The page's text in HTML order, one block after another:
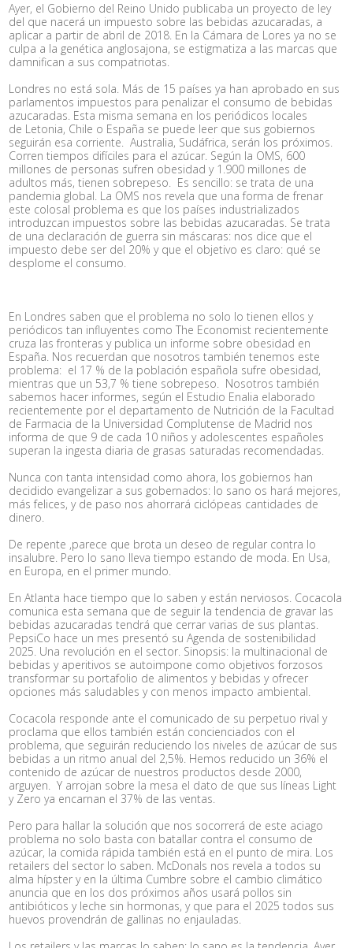
Ayer, el Gobierno del Reino Unido publicaba un proyecto de ley
del que nacerá un impuesto sobre las bebidas azucaradas, a
aplicar a partir de abril de 2018. En la Cámara de Lores ya no se
culpa a la genética anglosajona, se estigmatiza a las marcas que
damnifican a sus compatriotas.
Londres no está sola. Más de 15 países ya han aprobado en sus
parlamentos impuestos para penalizar el consumo de bebidas
azucaradas. Esta misma semana en los periódicos locales
de Letonia, Chile o España se puede leer que sus gobiernos
seguirán esa corriente. Australia, Sudáfrica, serán los próximos.
Corren tiempos difíciles para el azúcar. Según la OMS, 600
millones de personas sufren obesidad y 1.900 millones de
adultos más, tienen sobrepeso. Es sencillo: se trata de una
pandemia global. La OMS nos revela que una forma de frenar
este colosal problema es que los países industrializados
introduzcan impuestos sobre las bebidas azucaradas. Se trata
de una declaración de guerra sin máscaras: nos dice que el
impuesto debe ser del 20% y que el objetivo es claro: qué se
desplome el consumo.
En Londres saben que el problema no solo lo tienen ellos y
periódicos tan influyentes como The Economist recientemente
cruza las fronteras y publica un informe sobre obesidad en
España. Nos recuerdan que nosotros también tenemos este
problema: el 17 % de la población española sufre obesidad,
mientras que un 53,7 % tiene sobrepeso. Nosotros también
sabemos hacer informes, según el Estudio Enalia elaborado
recientemente por el departamento de Nutrición de la Facultad
de Farmacia de la Universidad Complutense de Madrid nos
informa de que 9 de cada 10 niños y adolescentes españoles
superan la ingesta diaria de grasas saturadas recomendadas.
Nunca con tanta intensidad como ahora, los gobiernos han
decidido evangelizar a sus gobernados: lo sano os hará mejores,
más felices, y de paso nos ahorrará ciclópeas cantidades de
dinero.
De repente ,parece que brota un deseo de regular contra lo
insalubre. Pero lo sano lleva tiempo estando de moda. En Usa,
en Europa, en el primer mundo.
En Atlanta hace tiempo que lo saben y están nerviosos. Cocacola
comunica esta semana que de seguir la tendencia de gravar las
bebidas azucaradas tendrá que cerrar varias de sus plantas.
PepsiCo hace un mes presentó su Agenda de sostenibilidad
2025. Una revolución en el sector. Sinopsis: la multinacional de
bebidas y aperitivos se autoimpone como objetivos forzosos
transformar su portafolio de alimentos y bebidas y ofrecer
opciones más saludables y con menos impacto ambiental.
Cocacola responde ante el comunicado de su perpetuo rival y
proclama que ellos también están concienciados con el
problema, que seguirán reduciendo los niveles de azúcar de sus
bebidas a un ritmo anual del 2,5%. Hemos reducido un 36% el
contenido de azúcar de nuestros productos desde 2000,
arguyen. Y arrojan sobre la mesa el dato de que sus líneas Light
y Zero ya encarnan el 37% de las ventas.
Pero para hallar la solución que nos socorrerá de este aciago
problema no solo basta con batallar contra el consumo de
azúcar, la comida rápida también está en el punto de mira. Los
retailers del sector lo saben. McDonals nos revela a todos su
alma hípster y en la última Cumbre sobre el cambio climático
anuncia que en los dos próximos años usará pollos sin
antibióticos y leche sin hormonas, y que para el 2025 todos sus
huevos provendrán de gallinas no enjauladas.